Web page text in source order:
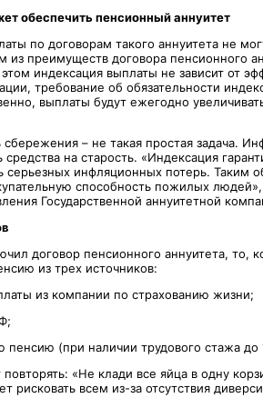
обеспечить пенсионный аннуитет
по договорам такого аннуитета не
преимуществ договора пенсионного
индексация выплаты не зависит от
требование об обязательности
выплаты будут ежегодно
сбережения – не такая простая задача.
средства на старость. «Индексация
серьезных инфляционных потерь. Таким
способность пожилых
Государственной аннуитетной
договор пенсионного аннуитета, то,
из трех источников:
из компании по страхованию жизни;
пенсию (при наличии трудового стажа до
«Не клади все яйца в одну
рисковать всем из-за отсутствия